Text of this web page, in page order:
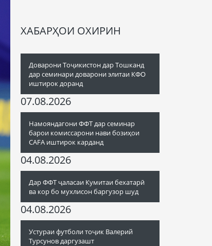
ХАБАРҲОИ ОХИРИН
Доварони Тоҷикистон дар Тошканд
дар семинари доварони элитаи КФО
иштирок доранд
07.08.2026
Намояндагони ФФТ дар семинар
барои комиссарони нави бозиҳои
CAFA иштирок карданд
04.08.2026
Дар ФФТ ҷаласаи Кумитаи бехатарӣ
ва кор бо мухлисон баргузор шуд
04.08.2026
Устураи футболи тоҷик Валерий
Турсунов даргузашт